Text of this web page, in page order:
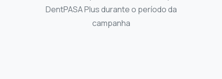
DentPASA Plus durante o período da
campanha